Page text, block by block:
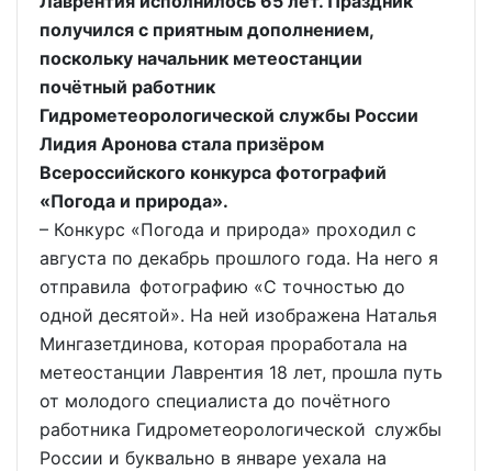
получился с приятным дополнением,
поскольку начальник метеостанции
почётный работник
Гидрометеорологической службы России
Лидия Аронова стала призёром
Всероссийского конкурса фотографий
«Погода и природа».
– Конкурс «Погода и природа» проходил с
августа по декабрь прошлого года. На него я
отправила фотографию «С точностью до
одной десятой». На ней изображена Наталья
Мингазетдинова, которая проработала на
метеостанции Лаврентия 18 лет, прошла путь
от молодого специалиста до почётного
работника Гидрометеорологической службы
России и буквально в январе уехала на